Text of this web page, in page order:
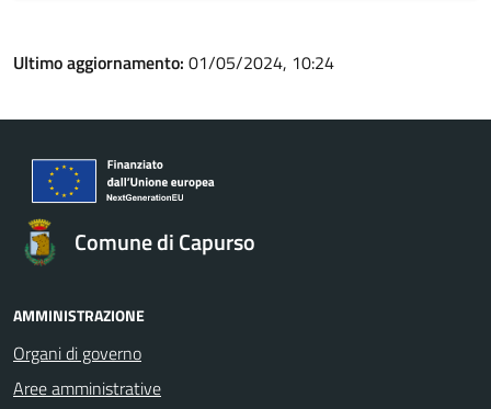
Ultimo aggiornamento: 01/05/2024, 10:24
Comune di Capurso
AMMINISTRAZIONE
Organi di governo
Aree amministrative